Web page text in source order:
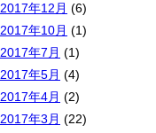
2017年12月 (6)
2017年10月 (1)
2017年7月 (1)
2017年5月 (4)
2017年4月 (2)
2017年3月 (22)